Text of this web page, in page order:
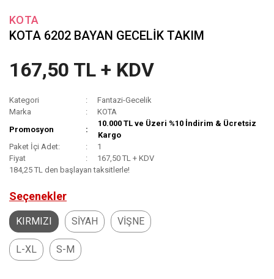
KOTA
KOTA 6202 BAYAN GECELİK TAKIM
167,50 TL + KDV
Kategori
Fantazi-Gecelik
Marka
KOTA
Promosyon
10.000 TL ve Üzeri %10 İndirim & Ücretsiz
Kargo
Paket İçi Adet:
1
Fiyat
167,50 TL + KDV
184,25 TL den başlayan taksitlerle!
Seçenekler
KIRMIZI SİYAH VİŞNE
L-XL S-M